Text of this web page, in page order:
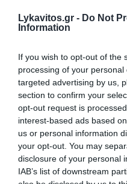
Lykavitos.gr - Do Not
Information
If you wish to opt-out of the
processing of your
targeted advertising by us,
section to confirm your
opt-out request is
interest-based ads based
us or personal information
your opt-out. You may
disclosure of your personal
IAB’s list of downstream
Φωτιά σε Αττική και
ενέργεια ίση με έξι βόμβες
H εντυπωσιακή συλλογή
Ρονάλντο (Video&Photos)
Eurojackpot: Τα
Παρασκευής
Νέο σχέδιο Πούτιν
τρομάζει το ΝΑΤΟ
Στα «Παραπολιτικά»: